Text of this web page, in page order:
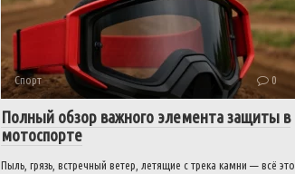
Спорт 0
Полный обзор важного элемента защиты в
мотоспорте
Пыль, грязь, встречный ветер, летящие с трека камни — всё это